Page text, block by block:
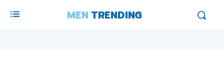
MEN TRENDING